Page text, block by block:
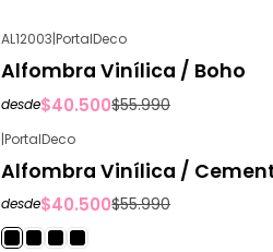
AL12003|PortalDeco
Alfombra Vinílica / Boho
desde$40.500$55.990
|PortalDeco
Alfombra Vinílica /
desde$40.500$55.990